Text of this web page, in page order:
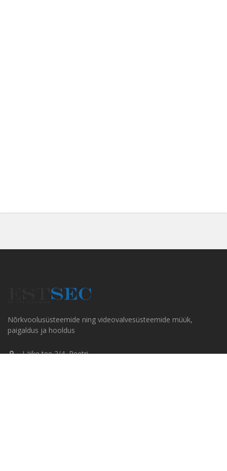
Nõrkvoolusüsteemide ning videovalvesüsteemide müük,
paigaldus ja hooldus
Läike tee 2/4, Peetri